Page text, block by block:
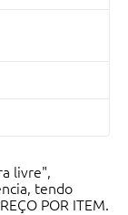
livre",
tendo
POR ITEM.